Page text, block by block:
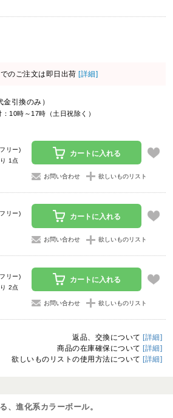
のご注文は即日出荷 [詳細]
引換のみ）
：10時～17時（土日祝除く）
リー)
1点
カートに入れる
お問い合わせ 欲しいものリスト
リー)
カートに入れる
お問い合わせ 欲しいものリスト
リー)
2点
カートに入れる
お問い合わせ 欲しいものリスト
返品、交換について [詳細]
商品の在庫確保について [詳細]
欲しいものリストの使用方法について [詳細]
、進化系カラーボール。